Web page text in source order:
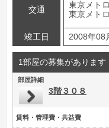
交通
東京メト
東京メト
竣工日 2008年08
1部屋の募集があります
部屋詳細
3階３０８
賃料・管理費・共益費